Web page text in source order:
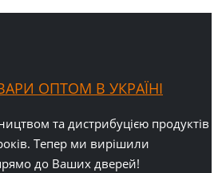
ОПТОМ В УКРАЇНІ
та дистрибуцією продуктів
Тепер ми вирішили
до Ваших дверей!